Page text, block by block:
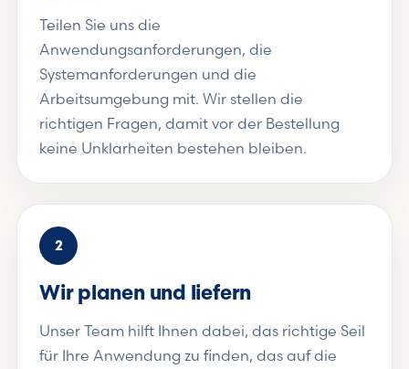
Teilen Sie uns die
Anwendungsanforderungen, die
Systemanforderungen und die
Arbeitsumgebung mit. Wir stellen die
richtigen Fragen, damit vor der Bestellung
keine Unklarheiten bestehen bleiben.
2
Wir planen und liefern
Unser Team hilft Ihnen dabei, das richtige Seil
für Ihre Anwendung zu finden, das auf die